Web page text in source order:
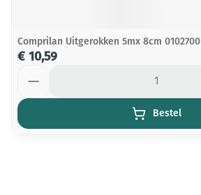
Comprilan Uitgerokken 5mx 8cm 0102700
€ 10,59
Bestel